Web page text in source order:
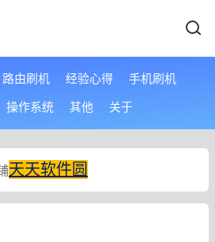
路由刷机 经验心得
手机刷机
操作系统 其他 关于
天天软件圆